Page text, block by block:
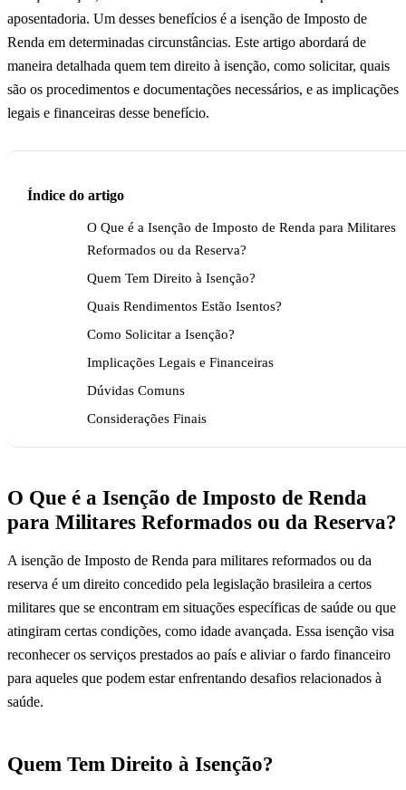
aposentadoria. Um desses benefícios é a isenção de Imposto de
Renda em determinadas circunstâncias. Este artigo abordará de
maneira detalhada quem tem direito à isenção, como solicitar, quais
são os procedimentos e documentações necessários, e as implicações
legais e financeiras desse benefício.
Índice do artigo
O Que é a Isenção de Imposto de Renda para Militares
Reformados ou da Reserva?
Quem Tem Direito à Isenção?
Quais Rendimentos Estão Isentos?
Como Solicitar a Isenção?
Implicações Legais e Financeiras
Dúvidas Comuns
Considerações Finais
O Que é a Isenção de Imposto de Renda
para Militares Reformados ou da Reserva?
A isenção de Imposto de Renda para militares reformados ou da
reserva é um direito concedido pela legislação brasileira a certos
militares que se encontram em situações específicas de saúde ou que
atingiram certas condições, como idade avançada. Essa isenção visa
reconhecer os serviços prestados ao país e aliviar o fardo financeiro
para aqueles que podem estar enfrentando desafios relacionados à
saúde.
Quem Tem Direito à Isenção?